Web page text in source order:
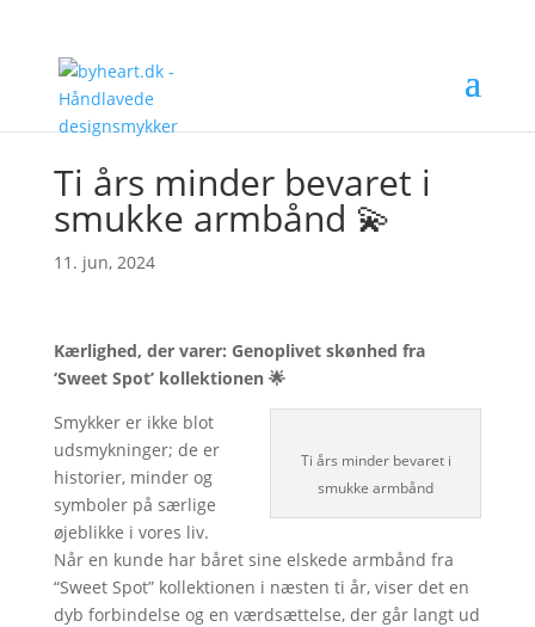
Ti års minder bevaret i
smukke armbånd 💫
11. jun, 2024
Kærlighed, der varer: Genoplivet skønhed fra
‘Sweet Spot’ kollektionen 🌟
Ti års minder bevaret i
smukke armbånd
Smykker er ikke blot
udsmykninger; de er
historier, minder og
symboler på særlige
øjeblikke i vores liv.
Når en kunde har båret sine elskede armbånd fra
“Sweet Spot” kollektionen i næsten ti år, viser det en
dyb forbindelse og en værdsættelse, der går langt ud